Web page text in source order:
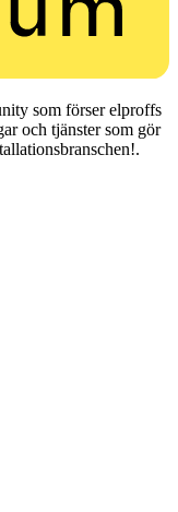
som förser elproffs
och tjänster som gör